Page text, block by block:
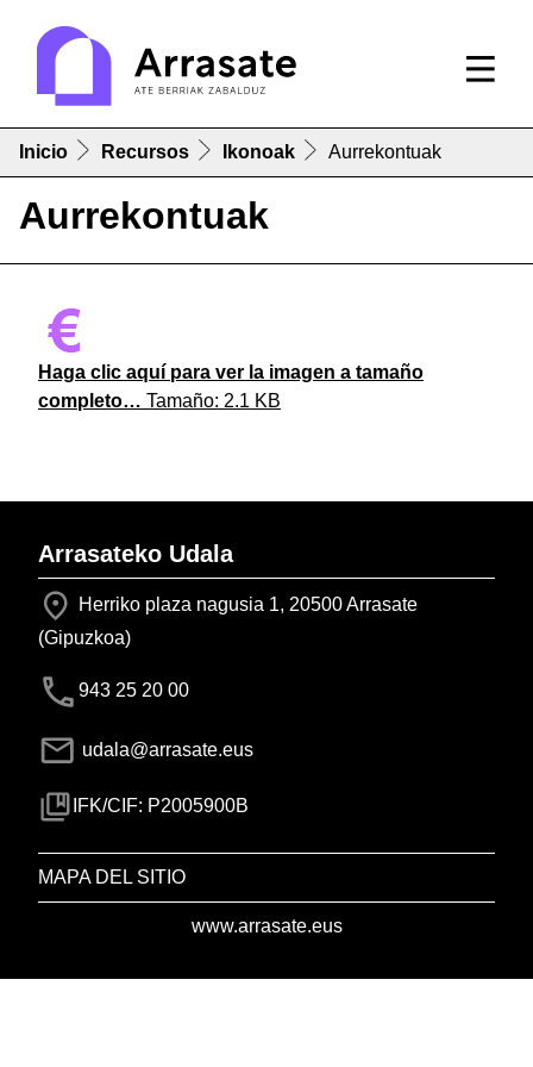
Inicio Recursos Ikonoak Aurrekontuak
Aurrekontuak
Haga clic aquí para ver la imagen a tamaño
completo… Tamaño: 2.1 KB
Arrasateko Udala
Herriko plaza nagusia 1, 20500 Arrasate
(Gipuzkoa)
943 25 20 00
udala@arrasate.eus
IFK/CIF: P2005900B
MAPA DEL SITIO
www.arrasate.eus